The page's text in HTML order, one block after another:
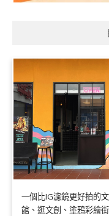
一個比IG濾鏡更好拍的
館、逛文創、塗鴉彩繪